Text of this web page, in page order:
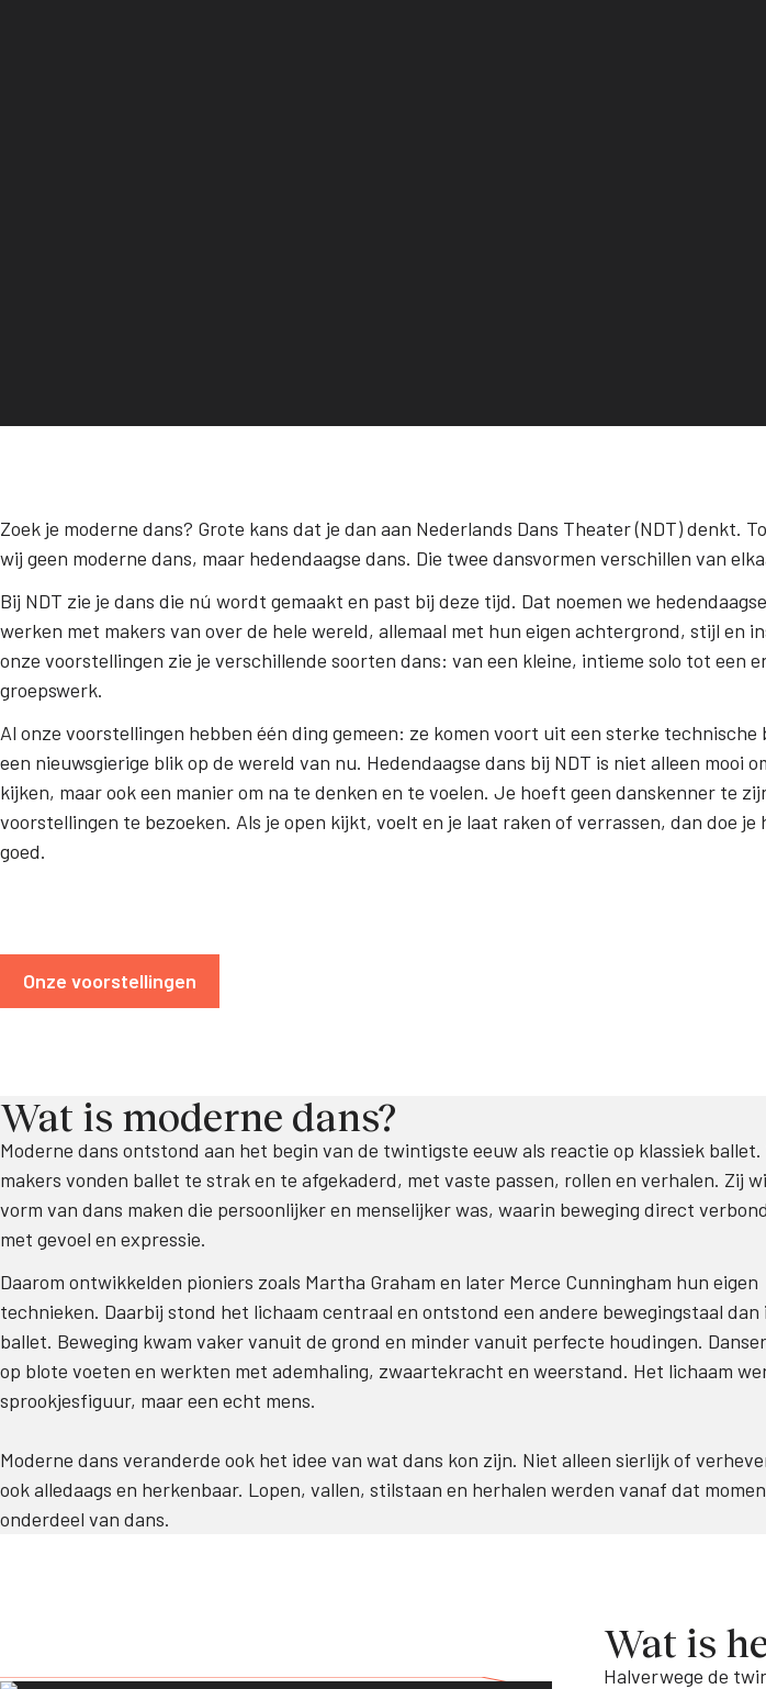
Zoek je moderne dans? Grote kans dat je dan aan Nederlands Dans Theater (NDT) denkt.
wij geen moderne dans, maar hedendaagse dans. Die twee dansvormen verschillen van
Bij NDT zie je dans die nú wordt gemaakt en past bij deze tijd. Dat noemen we
werken met makers van over de hele wereld, allemaal met hun eigen achtergrond, stijl en
onze voorstellingen zie je verschillende soorten dans: van een kleine, intieme solo tot een
groepswerk.
Al onze voorstellingen hebben één ding gemeen: ze komen voort uit een sterke technische
een nieuwsgierige blik op de wereld van nu. Hedendaagse dans bij NDT is niet alleen mooi
kijken, maar ook een manier om na te denken en te voelen. Je hoeft geen danskenner te
voorstellingen te bezoeken. Als je open kijkt, voelt en je laat raken of verrassen, dan doe je
goed.
Onze voorstellingen
Wat is moderne dans?
Moderne dans ontstond aan het begin van de twintigste eeuw als reactie op klassiek ballet.
makers vonden ballet te strak en te afgekaderd, met vaste passen, rollen en verhalen. Zij
vorm van dans maken die persoonlijker en menselijker was, waarin beweging direct
met gevoel en expressie.
Daarom ontwikkelden pioniers zoals Martha Graham en later Merce Cunningham hun eigen
technieken. Daarbij stond het lichaam centraal en ontstond een andere bewegingstaal dan
ballet. Beweging kwam vaker vanuit de grond en minder vanuit perfecte houdingen.
op blote voeten en werkten met ademhaling, zwaartekracht en weerstand. Het lichaam
sprookjesfiguur, maar een echt mens.
Moderne dans veranderde ook het idee van wat dans kon zijn. Niet alleen sierlijk of
ook alledaags en herkenbaar. Lopen, vallen, stilstaan en herhalen werden vanaf dat
onderdeel van dans.
Wat is
Halverwege de